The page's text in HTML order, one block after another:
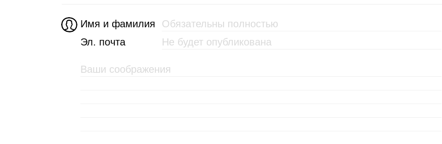
Имя и фамилия
Эл. почта